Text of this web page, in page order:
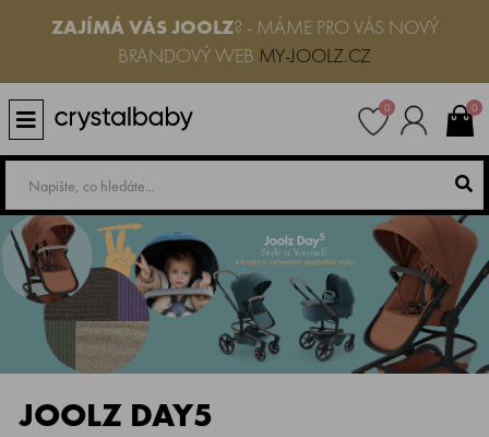
ZAJÍMÁ VÁS JOOLZ? - MÁME PRO VÁS NOVÝ
BRANDOVÝ WEB MY-JOOLZ.CZ
0 0
JOOLZ DAY5